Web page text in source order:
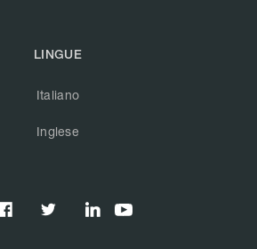
LINGUE
Italiano
Inglese
 